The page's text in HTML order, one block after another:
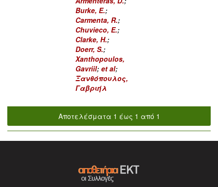
Burke, E.;
Carmenta, R.;
Chuvieco, E.;
Clarke, H.;
Doerr, S.;
Xanthopoulos,
Gavriil; et al;
Ξανθόπουλος,
Γαβριήλ
Αποτελέσματα 1 έως 1 από 1